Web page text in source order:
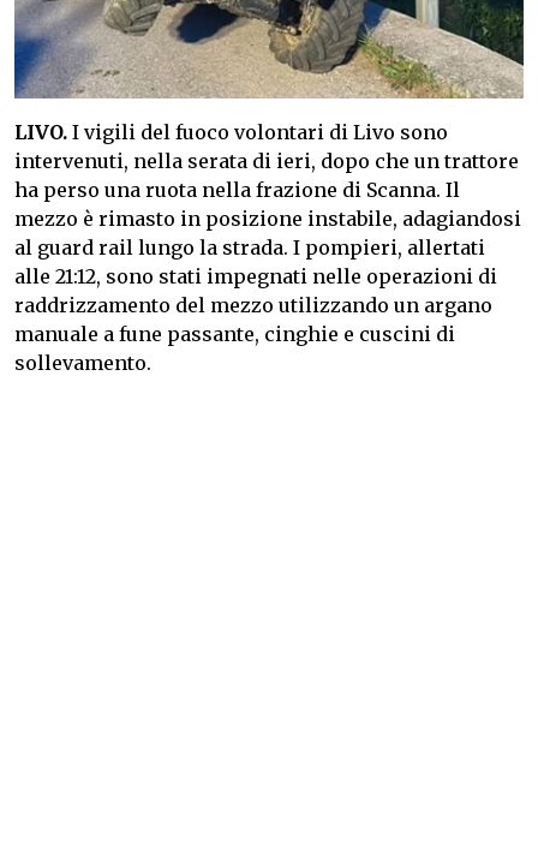
LIVO. I vigili del fuoco volontari di Livo sono
intervenuti, nella serata di ieri, dopo che un trattore
ha perso una ruota nella frazione di Scanna. Il
mezzo è rimasto in posizione instabile, adagiandosi
al guard rail lungo la strada. I pompieri, allertati
alle 21:12, sono stati impegnati nelle operazioni di
raddrizzamento del mezzo utilizzando un argano
manuale a fune passante, cinghie e cuscini di
sollevamento.